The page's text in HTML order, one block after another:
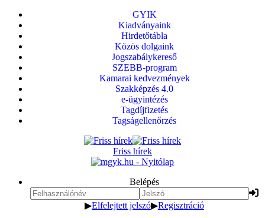
GYIK
Kiadványaink
Hirdetőtábla
Közös dolgaink
Jogszabálykereső
SZEBB-program
Kamarai kedvezmények
Szakképzés 4.0
e-ügyintézés
Tagdíjfizetés
Tagságellenőrzés
Friss hírek
Belépés
▶Elfelejtett jelszó▶Regisztráció